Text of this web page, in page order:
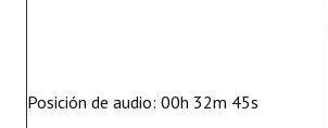
Posición de audio: 00h 32m 45s